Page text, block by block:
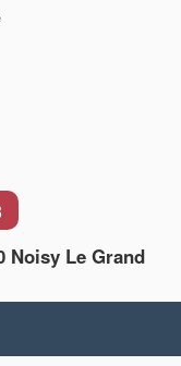
Noisy Le Grand